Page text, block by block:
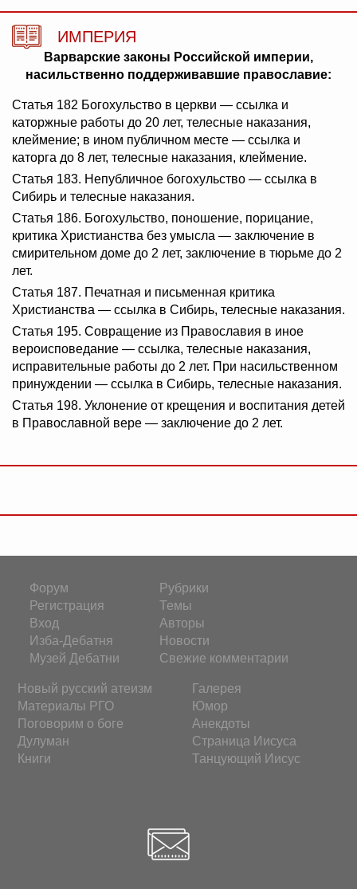
ИМПЕРИЯ
Варварские законы Российской империи,
насильственно поддерживавшие православие:
Статья 182 Богохульство в церкви — ссылка и
каторжные работы до 20 лет, телесные наказания,
клеймение; в ином публичном месте — ссылка и
каторга до 8 лет, телесные наказания, клеймение.
Статья 183. Непубличное богохульство — ссылка в
Сибирь и телесные наказания.
Статья 186. Богохульство, поношение, порицание,
критика Христианства без умысла — заключение в
смирительном доме до 2 лет, заключение в тюрьме до 2
лет.
Статья 187. Печатная и письменная критика
Христианства — ссылка в Сибирь, телесные наказания.
Статья 195. Совращение из Православия в иное
вероисповедание — ссылка, телесные наказания,
исправительные работы до 2 лет. При насильственном
принуждении — ссылка в Сибирь, телесные наказания.
Статья 198. Уклонение от крещения и воспитания детей
в Православной вере — заключение до 2 лет.
Форум
Регистрация
Вход
Изба-Дебатня
Музей Дебатни
Рубрики
Темы
Авторы
Новости
Свежие комментарии
Новый русский атеизм
Материалы РГО
Поговорим о боге
Дулуман
Книги
Галерея
Юмор
Анекдоты
Страница Иисуса
Танцующий Иисус